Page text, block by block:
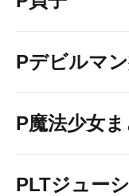
Pデビルマ
P魔法少女
PLTジュー